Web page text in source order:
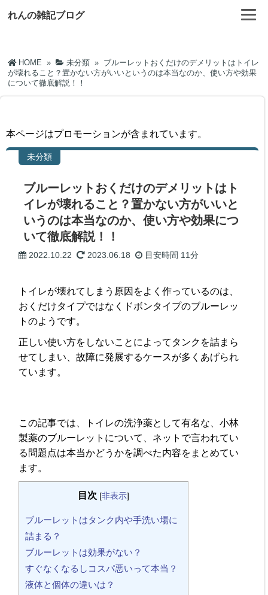
れんの雑記ブログ
HOME » 未分類 » ブルーレットおくだけのデメリットはトイレ
が壊れること？置かない方がいいというのは本当なのか、使い方や効果
について徹底解説！！
本ページはプロモーションが含まれています。
未分類
ブルーレットおくだけのデメリットはト
イレが壊れること？置かない方がいいと
いうのは本当なのか、使い方や効果につ
いて徹底解説！！
2022.10.22 2023.06.18 目安時間 11分
トイレが壊れてしまう原因をよく作っているのは、
おくだけタイプではなくドボンタイプのブルーレッ
トのようです。
正しい使い方をしないことによってタンクを詰まら
せてしまい、故障に発展するケースが多くあげられ
ています。
この記事では、トイレの洗浄薬として有名な、小林
製薬のブルーレットについて、ネットで言われてい
る問題点は本当かどうかを調べた内容をまとめてい
ます。
目次 [非表示]
ブルーレットはタンク内や手洗い場に
詰まる？
ブルーレットは効果がない？
すぐなくなるしコスパ悪いって本当？
液体と個体の違いは？